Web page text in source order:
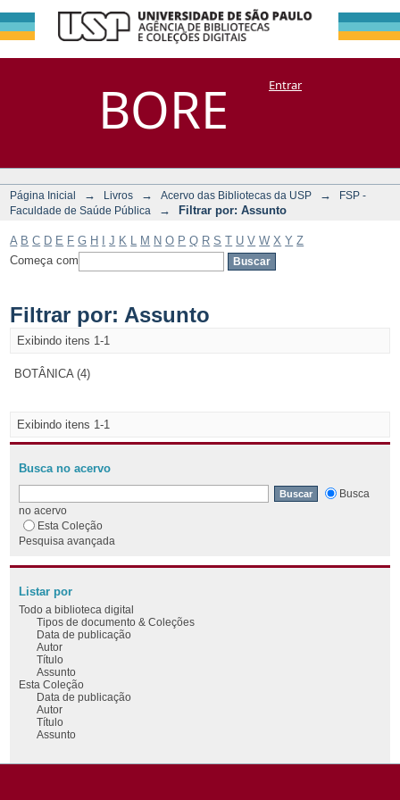
BORE
Filtrar por:
Assunto
DSpace/Manakin + CoriscoEntrar
Página Inicial → Livros → Acervo das Bibliotecas da USP →
FSP -
Faculdade de Saúde Pública
→ Filtrar por: Assunto
A B C D E F G H J K M N O P Q R S T U V W X Y Z
Começa com
Filtrar por: Assunto
Exibindo itens 1-1
BOTÂNICA (4)
Exibindo itens 1-1
Busca no acervo
Busca
no acervo
Esta Coleção
Pesquisa avançada
Listar por
Todo a biblioteca digital
Tipos de documento & Coleções
Data de publicação
Autor
Título
Assunto
Esta Coleção
Data de publicação
Autor
Título
Assunto